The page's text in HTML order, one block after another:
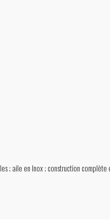
; aile en Inox ; construction